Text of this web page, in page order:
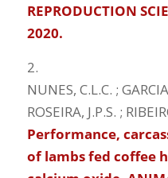
REPRODUCTION
2020.
2.
NUNES, C.L.C. ;
ROSEIRA, J.P.S. ;
Performance,
of lambs fed coffee